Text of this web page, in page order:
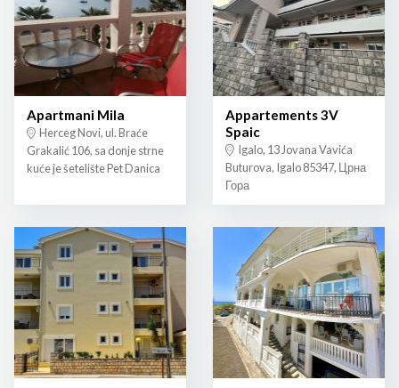
Apartmani Mila
Herceg Novi, ul. Braće
Grakalić 106, sa donje strne
kuće je šetelište Pet Danica
Appartements 3V
Spaic
Igalo, 13 Jovana Vavića
Buturova, Igalo 85347, Црна
Гора